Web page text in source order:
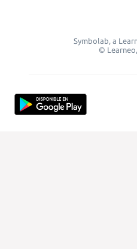
Symbolab, a
©